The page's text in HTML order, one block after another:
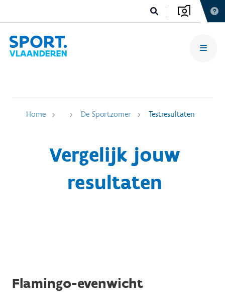
Home De Sportzomer Testresultaten
Vergelijk jouw
resultaten
Flamingo-evenwicht